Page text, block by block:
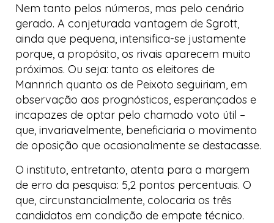
Nem tanto pelos números, mas pelo cenário
gerado. A conjeturada vantagem de Sgrott,
ainda que pequena, intensifica-se justamente
porque, a propósito, os rivais aparecem muito
próximos. Ou seja: tanto os eleitores de
Mannrich quanto os de Peixoto seguiriam, em
observação aos prognósticos, esperançados e
incapazes de optar pelo chamado voto útil –
que, invariavelmente, beneficiaria o movimento
de oposição que ocasionalmente se destacasse.
O instituto, entretanto, atenta para a margem
de erro da pesquisa: 5,2 pontos percentuais. O
que, circunstancialmente, colocaria os três
candidatos em condição de empate técnico.